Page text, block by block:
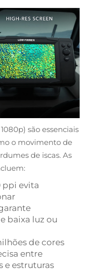
são essenciais
o movimento de
de iscas. As
evita
baixa luz ou
de cores
entre
e estruturas